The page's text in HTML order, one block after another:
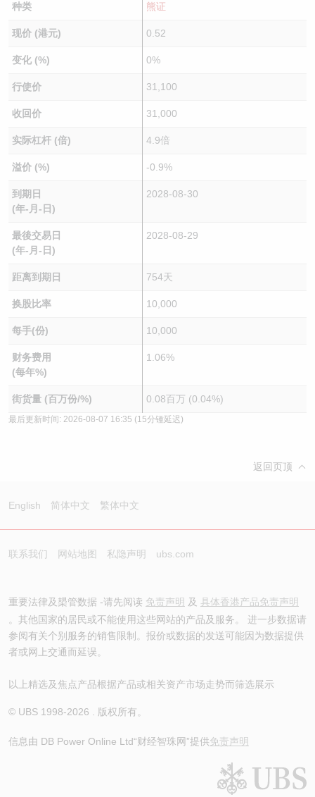
种类 熊证
现价 (港元) 0.52
变化 (%) 0%
行使价 31,100
收回价 31,000
实际杠杆 (倍) 4.9倍
溢价 (%) -0.9%
到期日
(年-月-日)
2028-08-30
最後交易日
(年-月-日)
2028-08-29
距离到期日 754天
换股比率 10,000
每手(份) 10,000
财务费用
(每年%)
1.06%
街货量 (百万份/%) 0.08百万 (0.04%)
最后更新时间: 2026-08-07 16:35 (15分锺延迟)
返回页顶
English 简体中文 繁体中文
联系我们 网站地图 私隐声明 ubs.com
重要法律及槼管数据 -请先阅读 免责声明 及 具体香港产品免责声明
。其他国家的居民或不能使用这些网站的产品及服务。 进一步数据请
参阅有关个别服务的销售限制。报价或数据的发送可能因为数据提供
者或网上交通而延误。
以上精选及焦点产品根据产品或相关资产市场走势而筛选展示
© UBS 1998-2026 . 版权所有。
信息由 DB Power Online Ltd“财经智珠网”提供免责声明